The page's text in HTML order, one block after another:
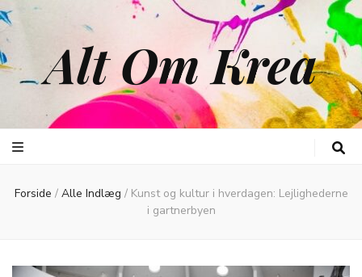
Alt Om Krea
Forside / Alle Indlæg / Kunst og kultur i hverdagen: Lejlighederne
i gartnerbyen